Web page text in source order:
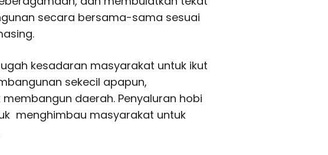
secara bersama-sama sesuai
kesadaran masyarakat untuk ikut
sekecil apapun,
daerah. Penyaluran hobi
menghimbau masyarakat untuk